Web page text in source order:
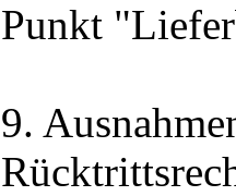
Punkt
9.